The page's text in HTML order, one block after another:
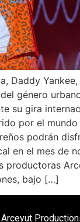
Daddy
género
su gira
por el
podrán
en el mes de
productoras
bajo […]
Arceyut